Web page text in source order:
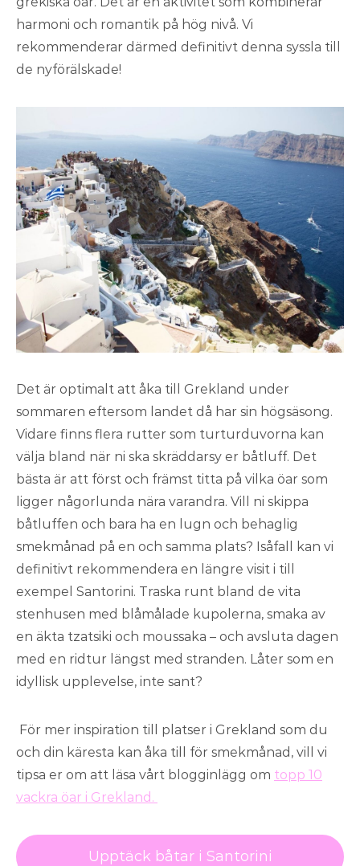
harmoni och romantik på hög nivå. Vi
rekommenderar därmed definitivt denna syssla till
de nyförälskade!
Det är optimalt att åka till Grekland under
sommaren eftersom landet då har sin högsäsong.
Vidare finns flera rutter som turturduvorna kan
välja bland när ni ska skräddarsy er båtluff. Det
bästa är att först och främst titta på vilka öar som
ligger någorlunda nära varandra. Vill ni skippa
båtluffen och bara ha en lugn och behaglig
smekmånad på en och samma plats? Isåfall kan vi
definitivt rekommendera en längre visit i till
exempel Santorini. Traska runt bland de vita
stenhusen med blåmålade kupolerna, smaka av
en äkta tzatsiki och moussaka – och avsluta dagen
med en ridtur längst med stranden. Låter som en
idyllisk upplevelse, inte sant?
För mer inspiration till platser i Grekland som du
och din käresta kan åka till för smekmånad, vill vi
tipsa er om att läsa vårt blogginlägg om topp 10
vackra öar i Grekland.
Upptäck båtar i Santorini